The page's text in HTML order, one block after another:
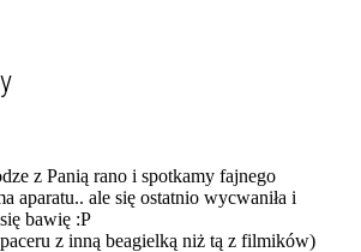
z Panią rano i spotkamy fajnego
aparatu.. ale się ostatnio wycwaniła i
bawię :P
z inną beagielką niż tą z filmików)